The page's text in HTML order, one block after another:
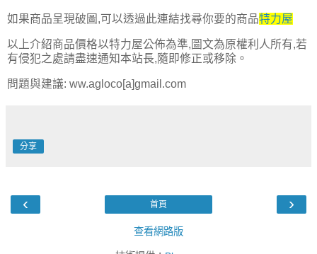
如果商品呈現破圖,可以透過此連結找尋你要的商品特力屋
以上介紹商品價格以特力屋公佈為準,圖文為原權利人所有,若
有侵犯之處請盡速通知本站長,隨即修正或移除。
問題與建議: ww.agloco[a]gmail.com
分享
‹ ›
首頁
查看網路版